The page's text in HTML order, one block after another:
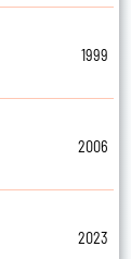
1999
2006
2023